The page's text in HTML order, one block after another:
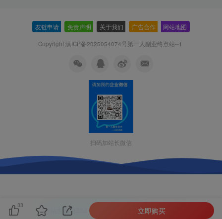
友链申请 免责声明 关于我们 广告合作 网站地图
Copyright 滇ICP备2025054074号第一人副业终点站--1
扫码加站长微信
33
立即购买
本站主题由Zibll子比主题强力驱动 联系作者